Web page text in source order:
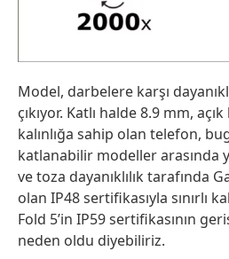
Model, darbelere karşı
çıkıyor. Katlı halde 8.9 mm,
kalınlığa sahip olan telefon,
katlanabilir modeller arasında
ve toza dayanıklılık tarafında
olan IP48 sertifikasıyla sınırlı
Fold 5’in IP59 sertifikasının
neden oldu diyebiliriz.